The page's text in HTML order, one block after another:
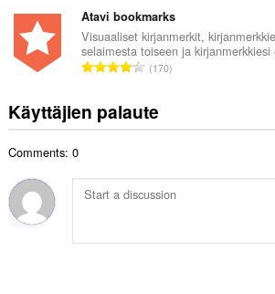
:e
e
n
s
:
a
y
h
e
n
:
v
i
o
i
a
y
e
e
Atavi bookmarks
Visuaaliset kirjanmerkit,
selaimesta toiseen ja
A
v
i
t
a
t
170
Käyttäjien palaute
Comments: 0